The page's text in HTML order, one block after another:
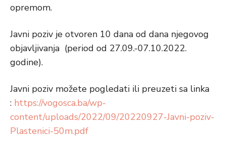
opremom.
Javni poziv je otvoren 10 dana od dana njegovog
objavljivanja (period od 27.09.-07.10.2022.
godine).
Javni poziv možete pogledati ili preuzeti sa linka
: https://vogosca.ba/wp-
content/uploads/2022/09/20220927-Javni-poziv-
Plastenici-50m.pdf